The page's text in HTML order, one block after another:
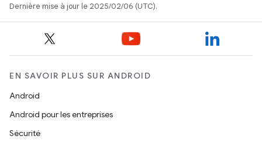
Dernière mise à jour le 2025/02/06 (UTC).
EN SAVOIR PLUS SUR ANDROID
Android
Android pour les entreprises
Sécurité